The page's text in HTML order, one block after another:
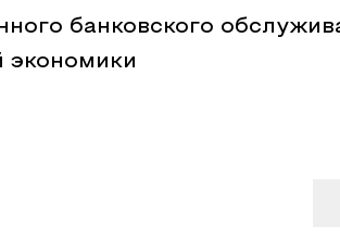
банковского
экономики